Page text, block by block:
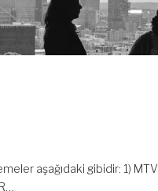
aşağıdaki gibidir: 1) MTV